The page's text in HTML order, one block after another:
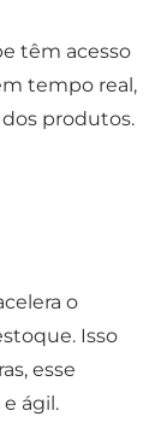
têm acesso
tempo real,
produtos.
o
Isso
esse
ágil.